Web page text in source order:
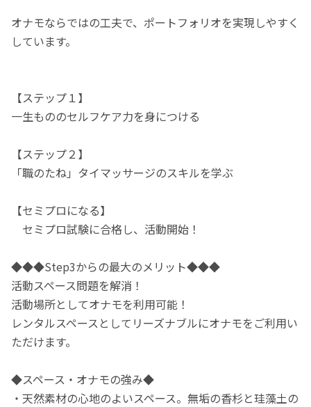
オナモならではの工夫で、ポートフォリオを実現しやすく
しています。
【ステップ１】
一生もののセルフケア力を身につける
【ステップ２】
「職のたね」タイマッサージのスキルを学ぶ
【セミプロになる】
セミプロ試験に合格し、活動開始！
◆◆◆Step3からの最大のメリット◆◆◆
活動スペース問題を解消！
活動場所としてオナモを利用可能！
レンタルスペースとしてリーズナブルにオナモをご利用い
ただけます。
◆スペース・オナモの強み◆
・天然素材の心地のよいスペース。無垢の香杉と珪藻土の